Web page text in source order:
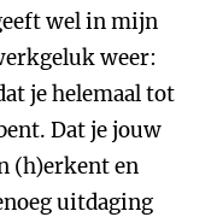
wel in mijn
weer:
je helemaal tot
Dat je jouw
(h)erkent en
uitdaging